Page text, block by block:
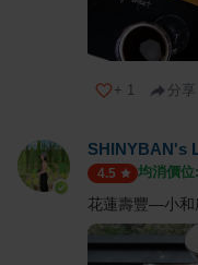
+ 1 分享
SHINYBAN's
4.5 均消價位
花蓮壽豐—小和